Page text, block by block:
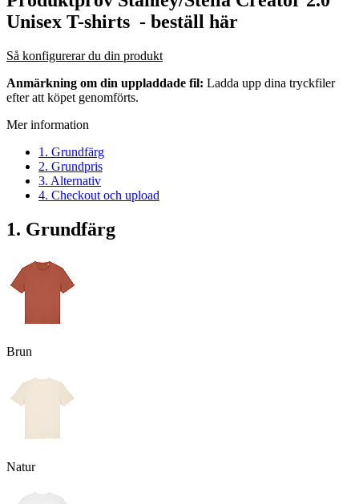
Unisex T-shirts - beställ här
Så konfigurerar du din produkt
Anmärkning om din uppladdade fil: Ladda upp dina tryckfiler
efter att köpet genomförts.
Mer information
1. Grundfärg
2. Grundpris
3. Alternativ
4. Checkout och upload
1. Grundfärg
Brun
Natur